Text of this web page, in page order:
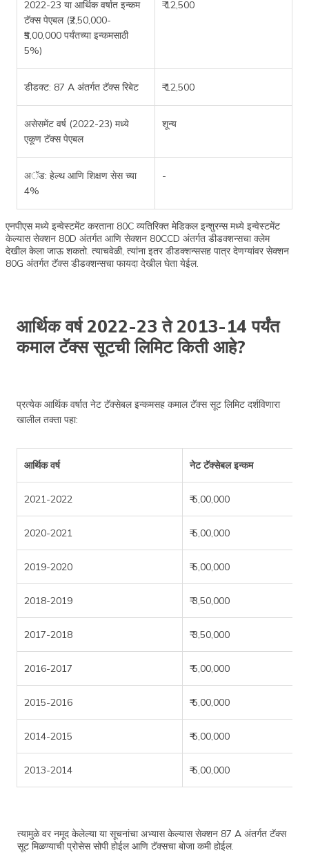
2022-23 या आर्थिक वर्षात इन्कम
टॅक्स पेएबल (₹2,50,000-
₹5,00,000 पर्यंतच्या इन्कमसाठी
5%)
₹ 12,500
डीडक्ट: 87 A अंतर्गत टॅक्स रिबेट ₹ 12,500
असेसमेंट वर्ष (2022-23) मध्ये
एकूण टॅक्स पेएबल
शून्य
अॅड: हेल्थ आणि शिक्षण सेस च्या
4%
-
एनपीएस मध्ये इन्वेस्टमेंट करताना 80C व्यतिरिक्त मेडिकल इन्शुरन्स मध्ये इन्वेस्टमेंट
केल्यास सेक्शन 80D अंतर्गत आणि सेक्शन 80CCD अंतर्गत डीडक्शन्सचा क्लेम
देखील केला जाऊ शकतो. त्याचवेळी, त्यांना इतर डीडक्शन्ससह पात्र देणग्यांवर सेक्शन
80G अंतर्गत टॅक्स डीडक्शन्सचा फायदा देखील घेता येईल.
आर्थिक वर्ष 2022-23 ते 2013-14 पर्यंत
कमाल टॅक्स सूटची लिमिट किती आहे?
प्रत्येक आर्थिक वर्षात नेट टॅक्सेबल इन्कमसह कमाल टॅक्स सूट लिमिट दर्शविणारा
खालील तक्ता पहा:
आर्थिक वर्ष नेट टॅक्सेबल इन्कम
2021-2022 ₹ 5,00,000
2020-2021 ₹ 5,00,000
2019-2020 ₹ 5,00,000
2018-2019 ₹ 3,50,000
2017-2018 ₹ 3,50,000
2016-2017 ₹ 5,00,000
2015-2016 ₹ 5,00,000
2014-2015 ₹ 5,00,000
2013-2014 ₹ 5,00,000
त्यामुळे वर नमूद केलेल्या या सूचनांचा अभ्यास केल्यास सेक्शन 87 A अंतर्गत टॅक्स
सूट मिळण्याची प्रोसेस सोपी होईल आणि टॅक्सचा बोजा कमी होईल.